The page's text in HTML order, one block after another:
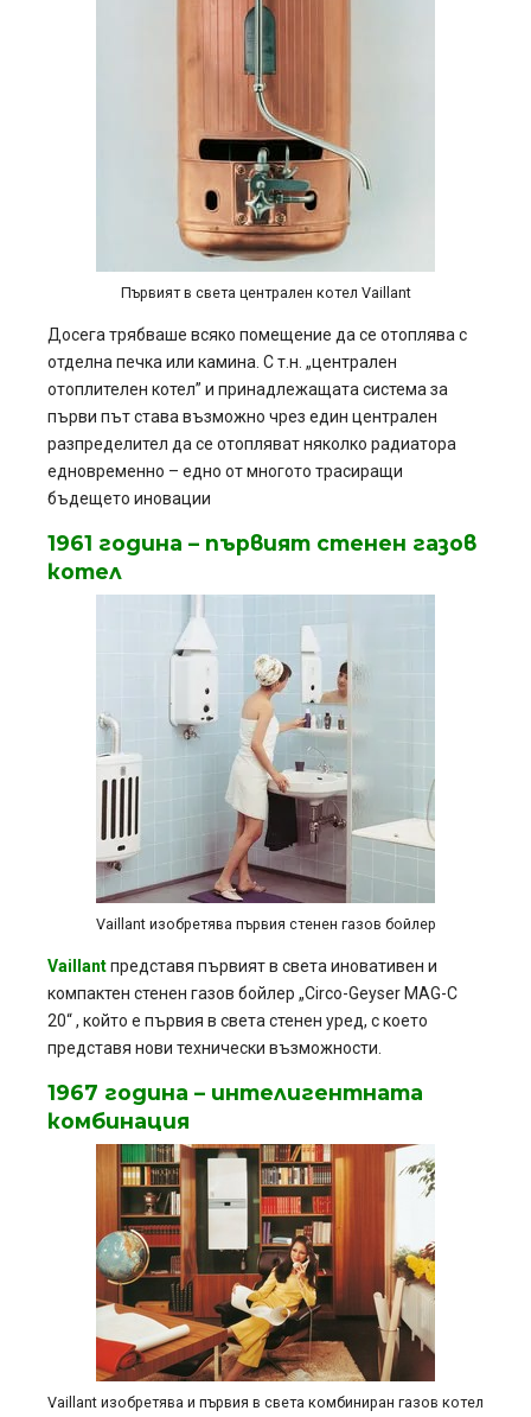
Първият в света централен котел Vaillant
Досега трябваше всяко помещение да се отоплява с
отделна печка или камина. С т.н. „централен
отоплителен котел” и принадлежащата система за
първи път става възможно чрез един централен
разпределител да се отопляват няколко радиатора
едновременно – едно от многото трасиращи
бъдещето иновации
1961 година – първият стенен газов
котел
Vaillant изобретява първия стенен газов бойлер
Vaillantпредставя първият в света иновативен и
компактен стенен газов бойлер „Circo-Geyser MAG-C
20“ , който е първия в света стенен уред, с което
представя нови технически възможности.
1967 година – интелигентната
комбинация
Vaillant изобретява и първия в света комбиниран газов котел